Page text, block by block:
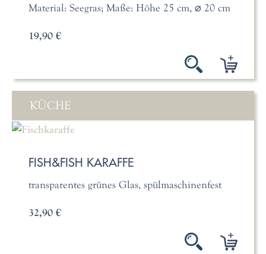
Material: Seegras; Maße: Höhe 25 cm, ⌀ 20 cm
19,90 €
KÜCHE
FISH&FISH KARAFFE
transparentes grünes Glas, spülmaschinenfest
32,90 €